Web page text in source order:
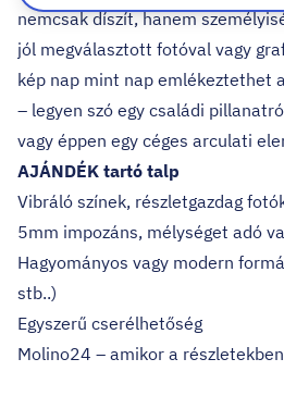
nemcsak díszít, hanem
jól megválasztott fotóval vagy
kép nap mint nap emlékeztethet
– legyen szó egy családi
vagy éppen egy céges arculati
AJÁNDÉK tartó talp
Vibráló színek, részletgazdag
5mm impozáns, mélységet adó
Hagyományos vagy modern
stb..)
Egyszerű cserélhetőség
Molino24 – amikor a